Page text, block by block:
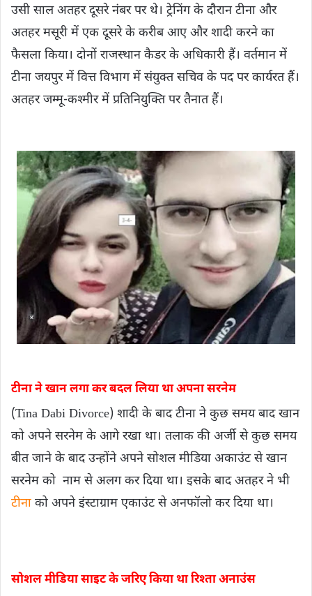
उसी साल अतहर दूसरे नंबर पर थे। ट्रेनिंग के दौरान टीना और
अतहर मसूरी में एक दूसरे के करीब आए और शादी करने का
फैसला किया। दोनों राजस्थान कैडर के अधिकारी हैं। वर्तमान में
टीना जयपुर में वित्त विभाग में संयुक्त सचिव के पद पर कार्यरत हैं।
अतहर जम्मू-कश्मीर में प्रतिनियुक्ति पर तैनात हैं।
टीना ने खान लगा कर बदल लिया था अपना सरनेम
(Tina Dabi Divorce) शादी के बाद टीना ने कुछ समय बाद खान
को अपने सरनेम के आगे रखा था। तलाक की अर्जी से कुछ समय
बीत जाने के बाद उन्होंने अपने सोशल मीडिया अकाउंट से खान
सरनेम को नाम से अलग कर दिया था। इसके बाद अतहर ने भी
टीना को अपने इंस्टाग्राम एकाउंट से अनफॉलो कर दिया था।
सोशल मीडिया साइट के जरिए किया था रिश्ता अनाउंस